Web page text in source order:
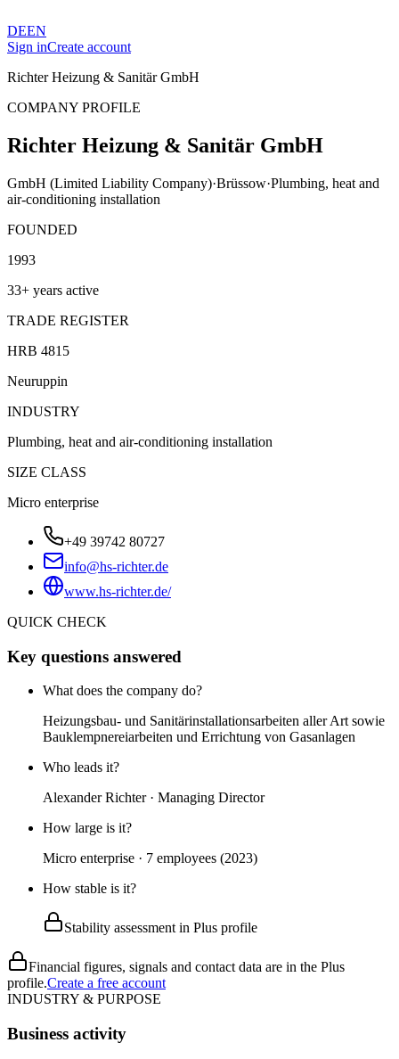
DEEN
Sign inCreate account
Richter Heizung & Sanitär GmbH
COMPANY PROFILE
Richter Heizung & Sanitär GmbH
GmbH (Limited Liability Company)·Brüssow·Plumbing, heat and
air-conditioning installation
FOUNDED
1993
33+ years active
TRADE REGISTER
HRB 4815
Neuruppin
INDUSTRY
Plumbing, heat and air-conditioning installation
SIZE CLASS
Micro enterprise
+49 39742 80727
info@hs-richter.de
www.hs-richter.de/
QUICK CHECK
Key questions answered
What does the company do?
Heizungsbau- und Sanitärinstallationsarbeiten aller Art sowie
Bauklempnereiarbeiten und Errichtung von Gasanlagen
Who leads it?
Alexander Richter · Managing Director
How large is it?
Micro enterprise · 7 employees (2023)
How stable is it?
Stability assessment in Plus profile
Financial figures, signals and contact data are in the Plus
profile.Create a free account
INDUSTRY & PURPOSE
Business activity